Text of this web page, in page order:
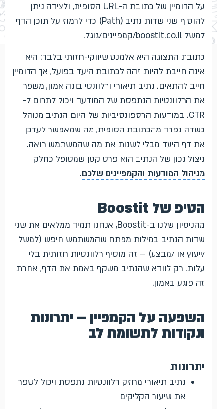
על הדומיין של כתובת ה-URL הסופית, ולצידה ניתן
להוסיף שני שדות נתיב (Path) כדי לרמוז על תוכן הדף,
למשל boostit.co.il/קמפיינים/גוגל.
כתובת התצוגה היא אלמנט שיווקי-חזותי בלבד: היא
אינה חייבת להיות זהה לכתובת היעד בפועל, אך הדומיין
חייב להתאים. נתיב תיאורי ורלוונטי בונה אמון, משפר
את הרלוונטיות הנתפסת של המודעה ויכול לתרום ל-
CTR. במודעות הרספונסיביות של היום הנתיב מנוהל
כשדה נפרד מהכתובת הסופית, מה שמאפשר לעדכן
את דף היעד מבלי לשנות את מה שהמשתמש רואה.
ניצול נכון של הנתיב הוא פרט קטן שמטופל כחלק
מניהול המודעות והקמפיינים שלכם.
הטיפ של Boostit
מהניסיון שלנו ב-Boostit, אנחנו תמיד ממלאים את שני
שדות הנתיב במילות מפתח שהמשתמש חיפש (למשל
/ייעוץ או /מבצע) – זה מוסיף רלוונטיות חזותית בלי
עלות. רק לוודא שהנתיב משקף באמת את הדף, אחרת
זה פוגע באמון.
השפעה על הקמפיין – יתרונות
ונקודות לתשומת לב
יתרונות
נתיב תיאורי מחזק רלוונטיות נתפסת ויכול לשפר
את שיעור הקליקים